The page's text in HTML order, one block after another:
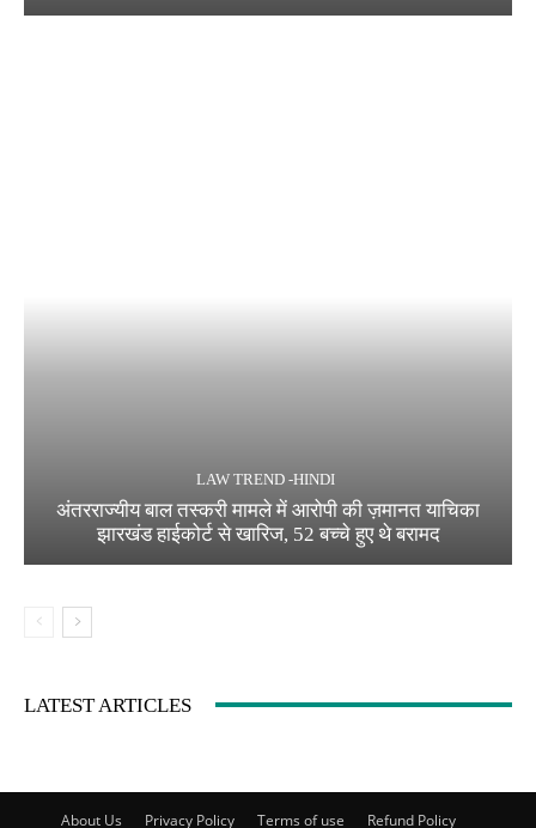
LAW TREND -HINDI
अंतरराज्यीय बाल तस्करी मामले में आरोपी की ज़मानत याचिका
झारखंड हाईकोर्ट से खारिज, 52 बच्चे हुए थे बरामद
LATEST ARTICLES
About Us Privacy Policy Terms of use Refund Policy